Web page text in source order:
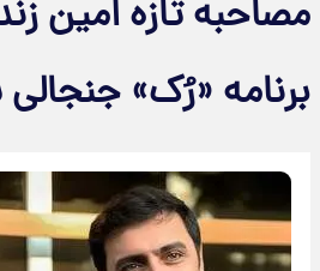
تازه امین
«رُک» جنجالی